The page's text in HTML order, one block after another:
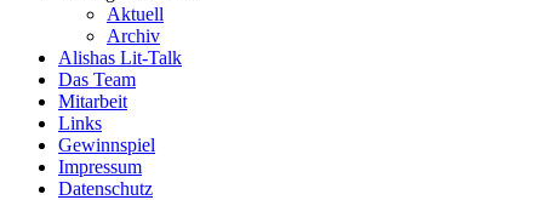
Aktuell
Archiv
Alishas Lit-Talk
Das Team
Mitarbeit
Links
Gewinnspiel
Impressum
Datenschutz